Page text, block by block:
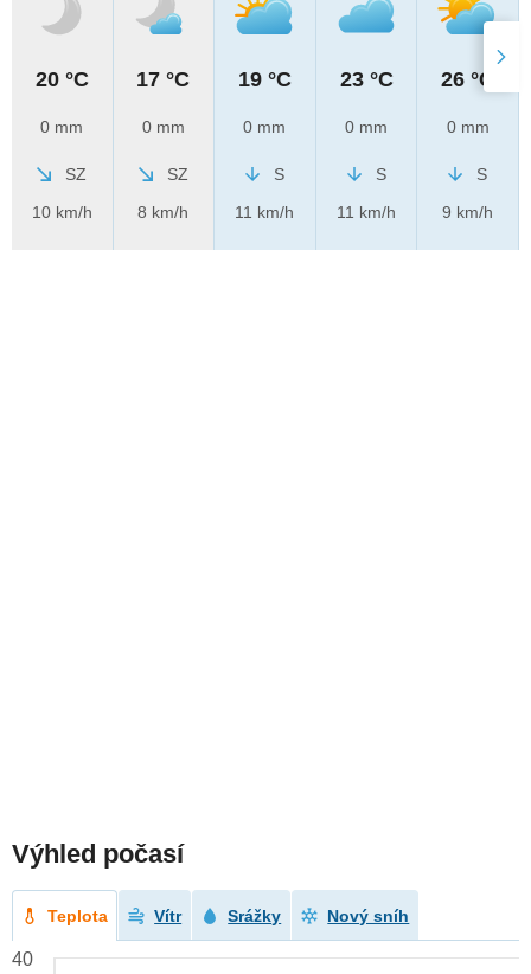
20 °C
0 mm
SZ
10 km/h
17 °C
0 mm
SZ
8 km/h
19 °C
0 mm
S
11 km/h
23 °C
0 mm
S
11 km/h
26 °C
0 mm
S
9 km/h
Výhled počasí
Teplota Vítr Srážky Nový sníh
40